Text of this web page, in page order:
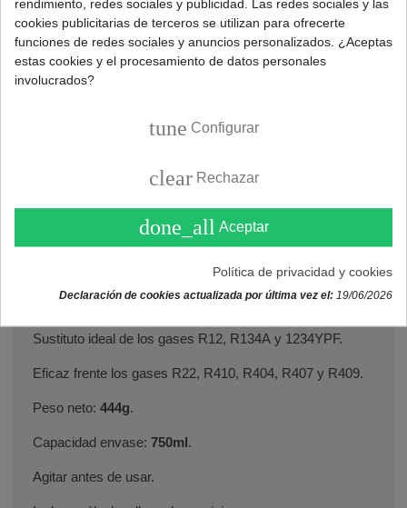
Consultar
470000810R
Recarga gas refrigerante ecológico Gasica para aire
acondicionado y frigorífico.
Sustituto ideal de los gases R12, R134A y 1234YPF.
Eficaz frente los gases R22, R410, R404, R407 y R409.
Peso neto: 444g.
Capacidad envase: 750ml.
Agitar antes de usar.
rendimiento, redes sociales y publicidad. Las redes sociales y las
cookies publicitarias de terceros se utilizan para ofrecerte
funciones de redes sociales y anuncios personalizados. ¿Aceptas
estas cookies y el procesamiento de datos personales
involucrados?
tune Configurar
clear Rechazar
done_all Aceptar
Política de privacidad y cookies
Declaración de cookies actualizada por última vez el: 19/06/2026